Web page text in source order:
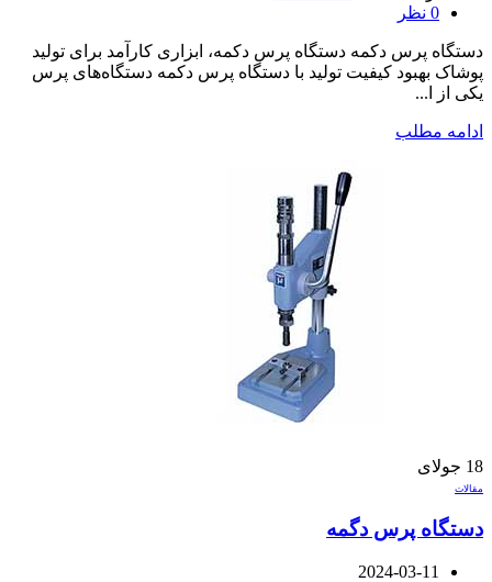
0 نظر
دستگاه پرس دکمه دستگاه پرس دکمه، ابزاری کارآمد برای تولید
پوشاک بهبود کیفیت تولید با دستگاه پرس دکمه دستگاه‌های پرس
یکی از ا...
ادامه مطلب
18 جولای
مقالات
دستگاه پرس دگمه
2024-03-11